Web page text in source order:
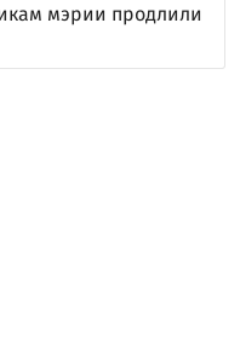
мэрии продлили